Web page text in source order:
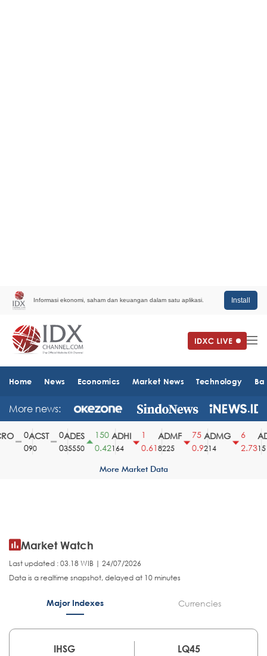
Informasi ekonomi, saham dan keuangan dalam satu aplikasi. Install
Home News Economics Market News Technology
More news:
ACST
90
ADES
35550
150
0.42
ADHI
164
0.61
ADMF
8225
75
0.9
ADMG
214
2.731510
More Market Data
Market Watch
Last updated : 03.18 WIB | 24/07/2026
Data is a realtime snapshot, delayed at 10 minutes
Major Indexes Currencies
IHSG
LQ45